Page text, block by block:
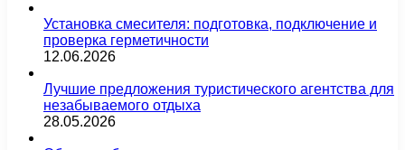
Установка смесителя: подготовка, подключение и
проверка герметичности
12.06.2026
Лучшие предложения туристического агентства для
незабываемого отдыха
28.05.2026